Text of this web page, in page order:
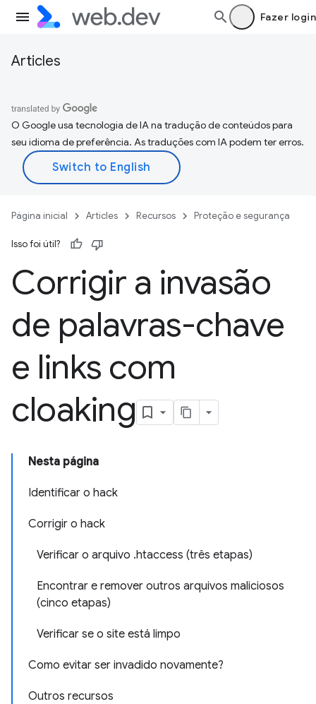
Fazer login
Articles
O Google usa tecnologia de IA na tradução de conteúdos para
seu idioma de preferência. As traduções com IA podem ter erros.
Página inicial Articles Recursos Proteção e segurança
Isso foi útil?
Corrigir a invasão
de palavras-chave
e links com
cloaking
Nesta página
Identificar o hack
Corrigir o hack
Verificar o arquivo .htaccess (três etapas)
Encontrar e remover outros arquivos maliciosos
(cinco etapas)
Verificar se o site está limpo
Como evitar ser invadido novamente?
Outros recursos